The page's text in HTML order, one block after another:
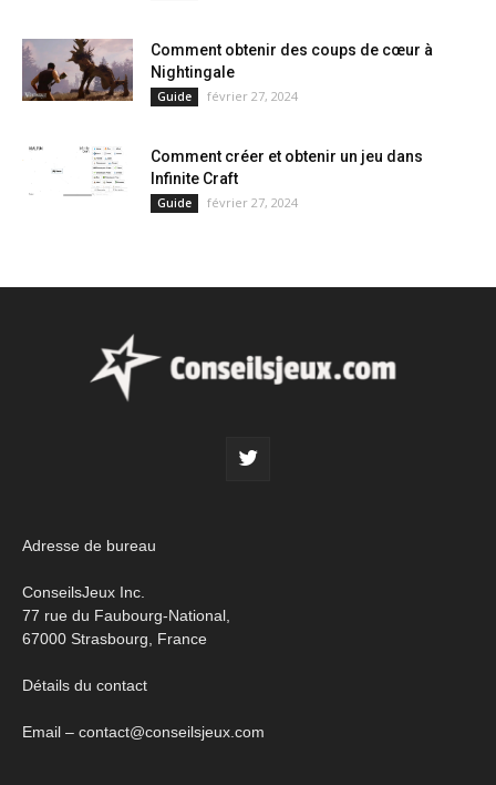
Comment obtenir des coups de cœur à
Nightingale
Guide février 27, 2024
Comment créer et obtenir un jeu dans
Infinite Craft
Guide février 27, 2024
Adresse de bureau
ConseilsJeux Inc.
77 rue du Faubourg-National,
67000 Strasbourg, France
Détails du contact
Email – contact@conseilsjeux.com